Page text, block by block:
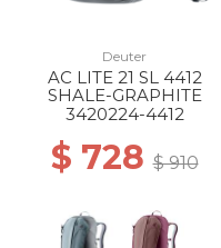
Deuter
AC LITE 21 SL 4412
SHALE-GRAPHITE
3420224-4412
$ 728$ 910